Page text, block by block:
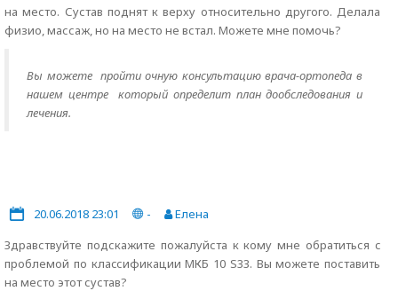
на место. Сустав поднят к верху относительно другого. Делала
физио, массаж, но на место не встал. Можете мне помочь?
Вы можете пройти очную консультацию врача-ортопеда в
нашем центре который определит план дообследования и
лечения.
20.06.2018 23:01 -
Елена
Здравствуйте подскажите пожалуйста к кому мне обратиться c
проблемой по клаcсификации МКБ 10 S33. Вы можете поставить
на место этот сустав?